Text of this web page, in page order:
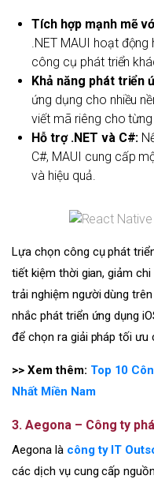
Tích hợp mạnh mẽ
.NET MAUI hoạt
công cụ phát triển
Khả năng phát triển
ứng dụng cho nhiều
viết mã riêng cho từng
Hỗ trợ .NET và C#:
C#, MAUI cung cấp
và hiệu quả.
Lựa chọn công cụ phát
tiết kiệm thời gian, giảm
trải nghiệm người dùng
nhắc phát triển ứng dụng
để chọn ra giải pháp tối ưu
>> Xem thêm: Top 10
Nhất Miền Nam
3. Aegona – Công ty
Aegona là công ty IT
các dịch vụ cung cấp